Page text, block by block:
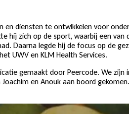
diensten te ontwikkelen voor
hij zich op de sport, waarbij een
Daarna legde hij de focus op de
UWV en KLM Health Services.
gemaakt door Peercode. We
en Anouk aan boord